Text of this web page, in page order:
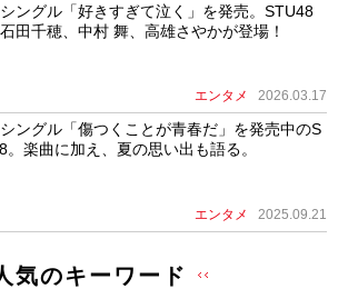
ングル「好きすぎて泣く」を発売。STU48
田千穂、中村 舞、高雄さやかが登場！
エンタメ 2026.03.17
ングル「傷つくことが青春だ」を発売中のS
。楽曲に加え、夏の思い出も語る。
エンタメ 2025.09.21
気のキーワード